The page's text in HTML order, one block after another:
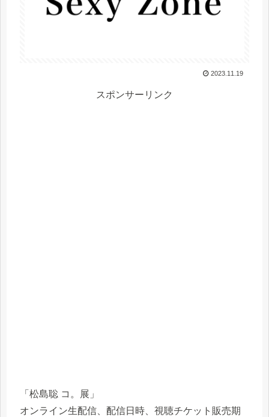
2023.11.19
スポンサーリンク
「松島聡 コ。展」
オンライン生配信、配信日時、視聴チケット販売期